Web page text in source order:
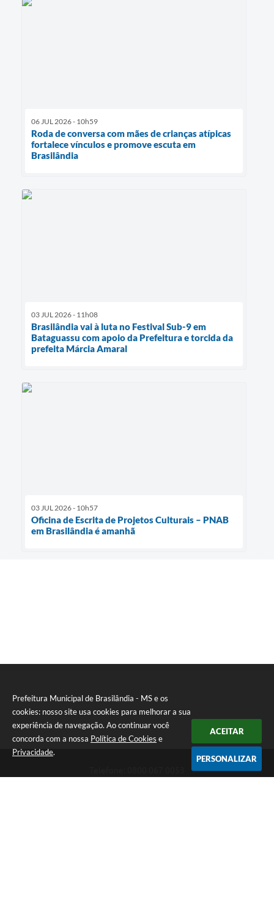
Prefeitura Municipal de Brasilândia - MS e os
cookies: nosso site usa cookies para melhorar a sua
experiência de navegação. Ao continuar você
concorda com a nossa Política de Cookies e
Privacidade.
ACEITAR
PERSONALIZAR
06 JUL 2026 - 10h59
Roda de conversa com mães de crianças atípicas
fortalece vínculos e promove escuta em
Brasilândia
03 JUL 2026 - 11h08
Brasilândia vai à luta no Festival Sub-9 em
Bataguassu com apoio da Prefeitura e torcida da
prefeita Márcia Amaral
03 JUL 2026 - 10h57
Oficina de Escrita de Projetos Culturais – PNAB
em Brasilândia é amanhã